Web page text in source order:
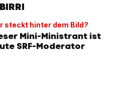
steckt hinter dem Bild?
Mini-Ministrant ist
SRF-Moderator